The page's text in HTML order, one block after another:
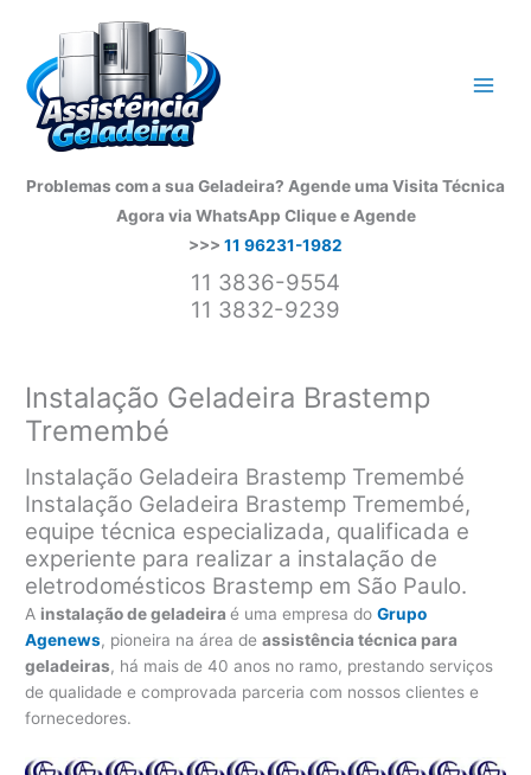
conteúdo
Problemas com a sua Geladeira? Agende uma Visita Técnica
Agora via WhatsApp Clique e Agende
>>> 11 96231-1982
11 3836-9554
11 3832-9239
Instalação Geladeira Brastemp
Tremembé
Instalação Geladeira Brastemp Tremembé
Instalação Geladeira Brastemp Tremembé,
equipe técnica especializada, qualificada e
experiente para realizar a instalação de
eletrodomésticos Brastemp em São Paulo.
A instalação de geladeiraé uma empresa doGrupo
Agenews, pioneira na área deassistência técnica para
geladeiras, há mais de 40 anos no ramo, prestando serviços
de qualidade e comprovada parceria com nossos clientes e
fornecedores.